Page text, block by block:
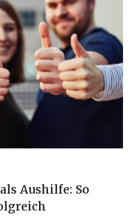
Aushilfe: So